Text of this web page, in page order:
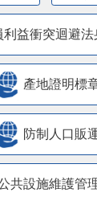
利益衝突迴避
產地證明標
防制人口販
共設施維護管